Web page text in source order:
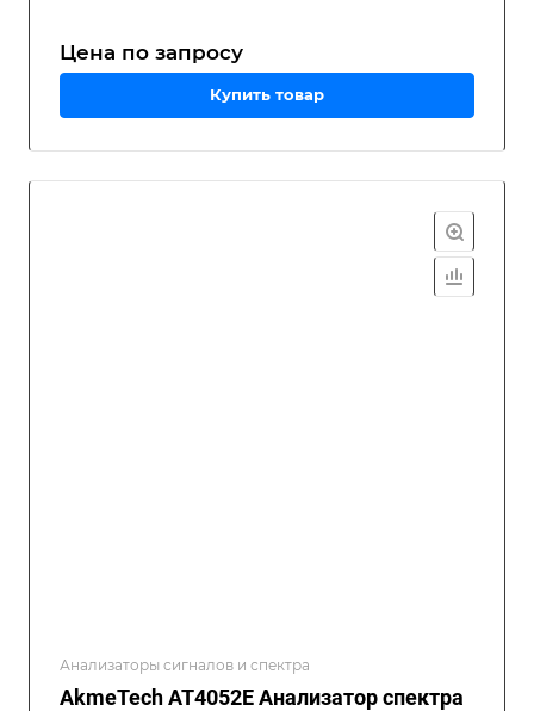
Цена по запросу
Купить товар
Анализаторы сигналов и спектра
AkmeTech AT4052E Анализатор спектра